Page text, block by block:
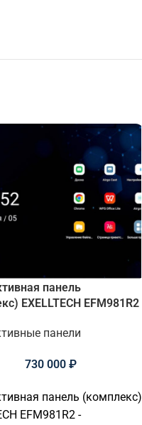
панель
EXELLTECH EFM981R2
панели
730 000₽
панель (комплекс)
EFM981R2 -